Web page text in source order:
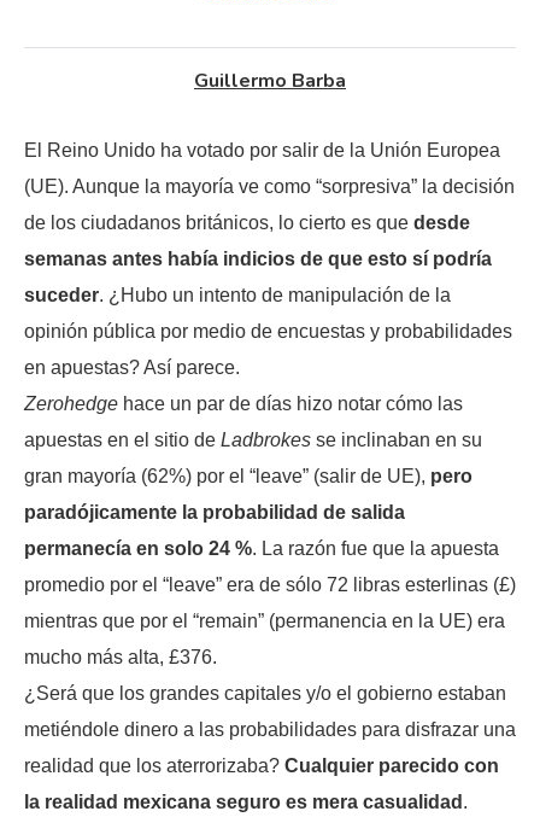
Guillermo Barba
El Reino Unido ha votado por salir de la Unión Europea
(UE). Aunque la mayoría ve como “sorpresiva” la decisión
de los ciudadanos británicos, lo cierto es que desde
semanas antes había indicios de que esto sí podría
suceder. ¿Hubo un intento de manipulación de la
opinión pública por medio de encuestas y probabilidades
en apuestas? Así parece.
Zerohedge hace un par de días hizo notar cómo las
apuestas en el sitio de Ladbrokes se inclinaban en su
gran mayoría (62%) por el “leave” (salir de UE), pero
paradójicamente la probabilidad de salida
permanecía en solo 24 %. La razón fue que la apuesta
promedio por el “leave” era de sólo 72 libras esterlinas (£)
mientras que por el “remain” (permanencia en la UE) era
mucho más alta, £376.
¿Será que los grandes capitales y/o el gobierno estaban
metiéndole dinero a las probabilidades para disfrazar una
realidad que los aterrorizaba? Cualquier parecido con
la realidad mexicana seguro es mera casualidad .